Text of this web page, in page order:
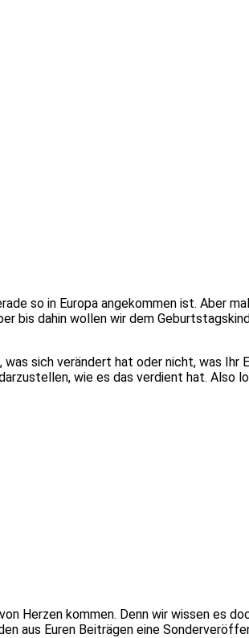
so in Europa angekommen ist. Aber
bis dahin wollen wir dem
sich verändert hat oder nicht, was Ihr
wie es das verdient hat. Also
Herzen kommen. Denn wir wissen es
aus Euren Beiträgen eine